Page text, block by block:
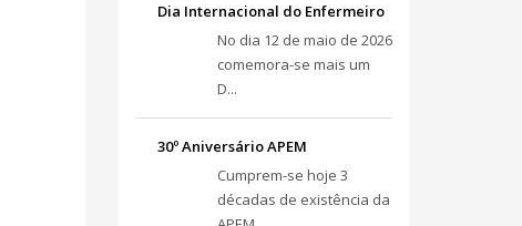
Dia Internacional do Enfermeiro
No dia 12 de maio de 2026
comemora-se mais um
D...
30º Aniversário APEM
Cumprem-se hoje 3
décadas de existência da